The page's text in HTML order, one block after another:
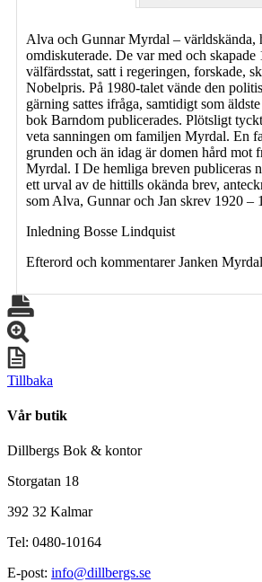
Alva och Gunnar Myrdal – världskända,
omdiskuterade. De var med och skapade
välfärdsstat, satt i regeringen, forskade,
Nobelpris. På 1980-talet vände den
gärning sattes ifråga, samtidigt som
bok Barndom publicerades. Plötsligt
veta sanningen om familjen Myrdal. En
grunden och än idag är domen hård mot
Myrdal. I De hemliga breven publiceras
ett urval av de hittills okända brev,
som Alva, Gunnar och Jan skrev 1920 –
Inledning Bosse Lindquist
Efterord och kommentarer Janken
Tillbaka
Vår butik
Dillbergs Bok & kontor
Storgatan 18
392 32 Kalmar
Tel: 0480-10164
E-post: info@dillbergs.se